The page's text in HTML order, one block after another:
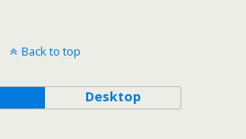
Back to top
Desktop